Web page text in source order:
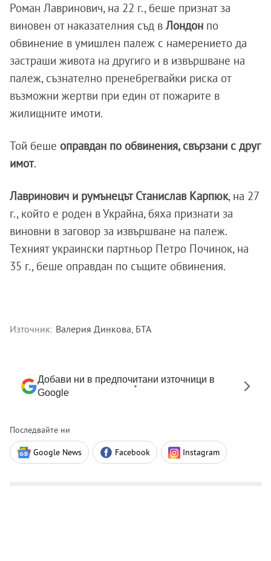
Роман Лавринович, на 22 г., беше признат за
виновен от наказателния съд в Лондон по
обвинение в умишлен палеж с намерението да
застраши живота на другиго и в извършване на
палеж, съзнателно пренебрегвайки риска от
възможни жертви при един от пожарите в
жилищните имоти.
Той беше оправдан по обвинения, свързани с друг
имот.
Лавринович и румънецът Станислав Карпюк, на 27
г., който е роден в Украйна, бяха признати за
виновни в заговор за извършване на палеж.
Техният украински партньор Петро Починок, на
35 г., беше оправдан по същите обвинения.
Източник: Валерия Динкова, БТА
Добави ни в предпочитани източници в
Google
Последвайте ни
Google News Facebook Instagram